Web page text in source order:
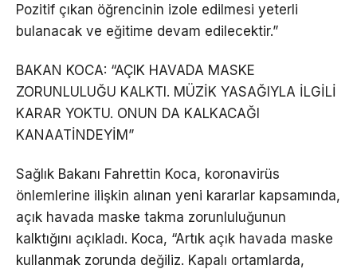
Pozitif çıkan öğrencinin izole edilmesi yeterli
bulanacak ve eğitime devam edilecektir.”
BAKAN KOCA: “AÇIK HAVADA MASKE
ZORUNLULUĞU KALKTI. MÜZİK YASAĞIYLA İLGİLİ
KARAR YOKTU. ONUN DA KALKACAĞI
KANAATİNDEYİM”
Sağlık Bakanı Fahrettin Koca, koronavirüs
önlemlerine ilişkin alınan yeni kararlar kapsamında,
açık havada maske takma zorunluluğunun
kalktığını açıkladı. Koca, “Artık açık havada maske
kullanmak zorunda değiliz. Kapalı ortamlarda,